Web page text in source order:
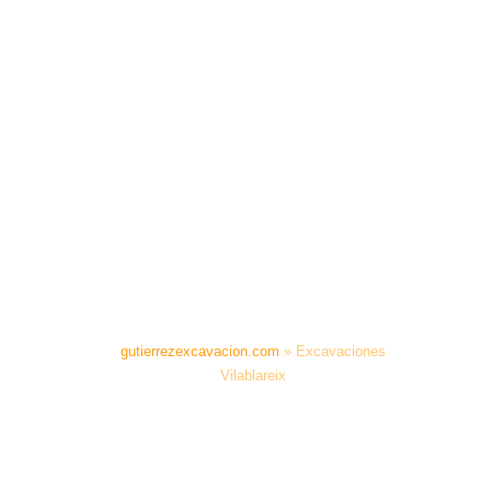
gutierrezexcavacion.com » Excavaciones
Vilablareix